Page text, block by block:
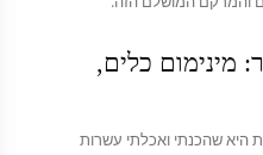
מינימום כלים,
היא שהכנתי ואכלתי עשרות